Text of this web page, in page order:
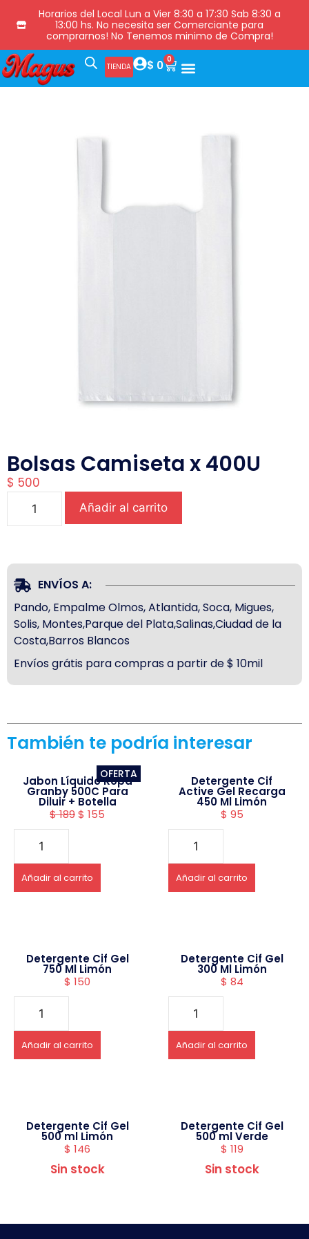
Horarios del Local Lun a Vier 8:30 a 17:30 Sab 8:30 a
13:00 hs. No necesita ser Comerciante para
comprarnos! No Tenemos minimo de Compra!
TIENDA $ 0 0
Bolsas Camiseta x 400U
$ 500
Añadir al carrito
ENVÍOS A:
Pando, Empalme Olmos, Atlantida, Soca, Migues,
Solis, Montes,Parque del Plata,Salinas,Ciudad de la
Costa,Barros Blancos
Envíos grátis para compras a partir de $ 10mil
También te podría interesar
OFERTA
Jabon Líquido Ropa
Granby 500C Para
Diluir + Botella
$189$ 155
Añadir al carrito
Detergente Cif
Active Gel Recarga
450 Ml Limón
$ 95
Añadir al carrito
Detergente Cif Gel
750 Ml Limón
$ 150
Añadir al carrito
Detergente Cif Gel
300 Ml Limón
$ 84
Añadir al carrito
Detergente Cif Gel
500 ml Limón
$ 146
Sin stock
Detergente Cif Gel
500 ml Verde
$ 119
Sin stock